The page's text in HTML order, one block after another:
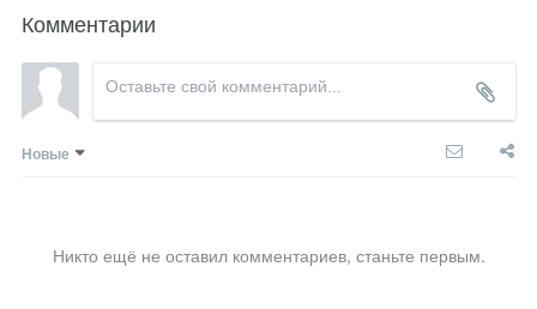
Комментарии
Новые
Никто ещё не оставил комментариев, станьте первым.